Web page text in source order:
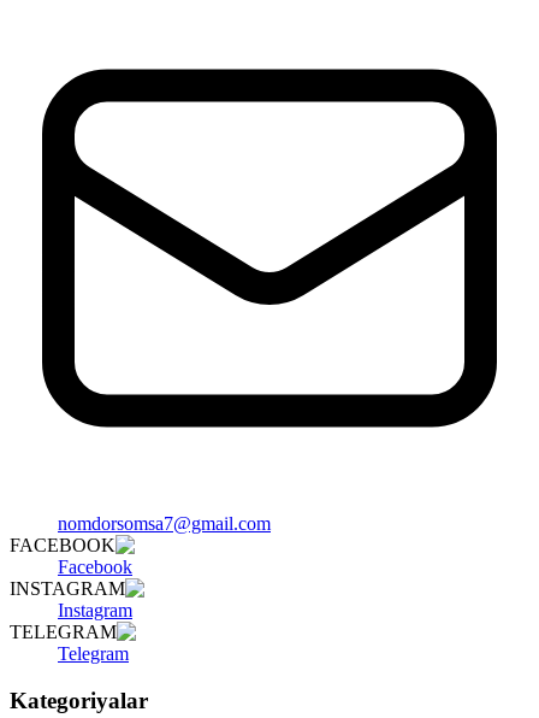
nomdorsomsa7@gmail.com
FACEBOOK
Facebook
INSTAGRAM
Instagram
TELEGRAM
Telegram
Kategoriyalar